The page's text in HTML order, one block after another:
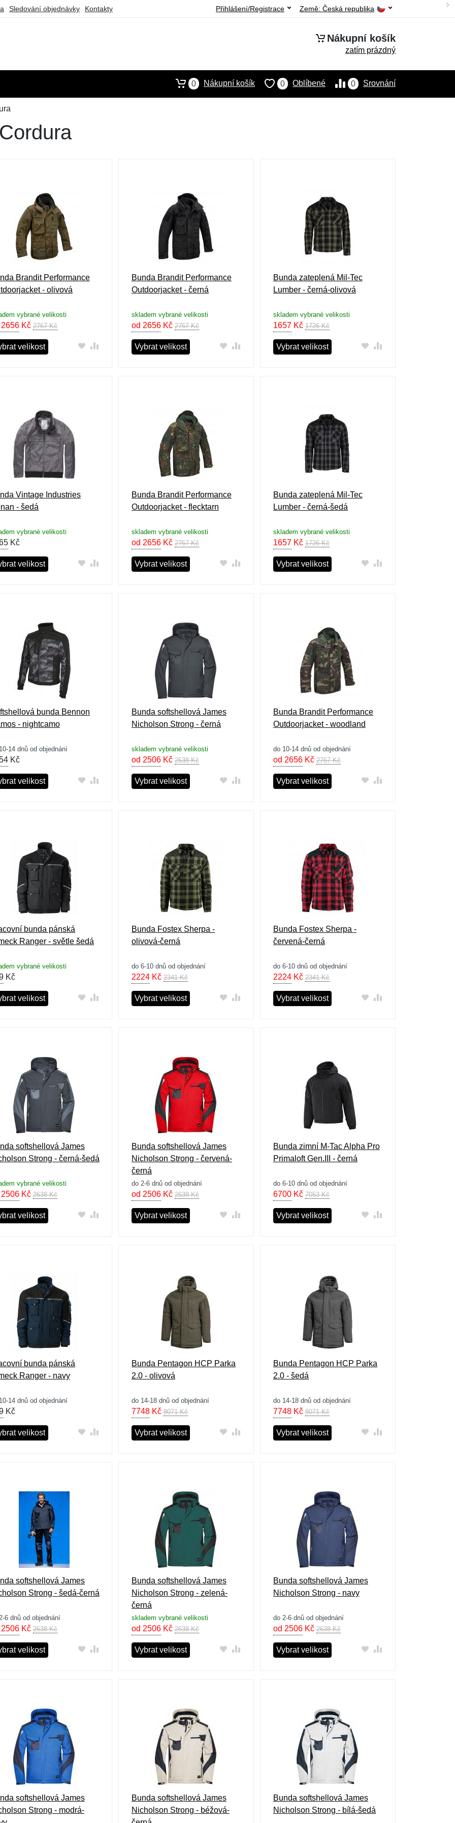
Sledování objednávky Kontakty Země: Česká republika
Přihlášení/Registrace
Nákupní košík
zatím prázdný
0 Srovnání
0 Oblíbené
0 Nákupní košík
Brandit Performance
- olivová
vybrané velikosti
Kč 2767 Kč
velikost
Bunda Brandit Performance
Outdoorjacket - černá
skladem vybrané velikosti
od 2656Kč 2767 Kč
Vybrat velikost
Bunda zateplená Mil-Tec
Lumber - černá-olivová
skladem vybrané velikosti
1657Kč 1726 Kč
Vybrat velikost
Vintage Industries
- šedá
vybrané velikosti
Kč
velikost
Bunda Brandit Performance
Outdoorjacket - flecktarn
skladem vybrané velikosti
od 2656Kč 2767 Kč
Vybrat velikost
Bunda zateplená Mil-Tec
Lumber - černá-šedá
skladem vybrané velikosti
1657Kč 1726 Kč
Vybrat velikost
bunda Bennon
- nightcamo
14 dnů od objednání
Kč
velikost
Bunda softshellová James
Nicholson Strong - černá
skladem vybrané velikosti
od 2506Kč 2638 Kč
Vybrat velikost
Bunda Brandit Performance
Outdoorjacket - woodland
do 10-14 dnů od objednání
od 2656Kč 2767 Kč
Vybrat velikost
bunda pánská
Ranger - světle šedá
vybrané velikosti
Kč
velikost
Bunda Fostex Sherpa -
olivová-černá
do 6-10 dnů od objednání
2224Kč 2341 Kč
Vybrat velikost
Bunda Fostex Sherpa -
červená-černá
do 6-10 dnů od objednání
2224Kč 2341 Kč
Vybrat velikost
softshellová James
Strong - černá-šedá
vybrané velikosti
Kč 2638 Kč
velikost
Bunda softshellová James
Nicholson Strong - červená-
černá
do 2-6 dnů od objednání
od 2506Kč 2638 Kč
Vybrat velikost
Bunda zimní M-Tac Alpha Pro
Primaloft Gen.III - černá
do 6-10 dnů od objednání
6700Kč 7053 Kč
Vybrat velikost
bunda pánská
Ranger - navy
14 dnů od objednání
Kč
velikost
Bunda Pentagon HCP Parka
2.0 - olivová
do 14-18 dnů od objednání
7748Kč 8071 Kč
Vybrat velikost
Bunda Pentagon HCP Parka
2.0 - šedá
do 14-18 dnů od objednání
7748Kč 8071 Kč
Vybrat velikost
softshellová James
Strong - šedá-černá
6 dnů od objednání
Kč 2638 Kč
velikost
Bunda softshellová James
Nicholson Strong - zelená-
černá
skladem vybrané velikosti
od 2506Kč 2638 Kč
Vybrat velikost
Bunda softshellová James
Nicholson Strong - navy
do 2-6 dnů od objednání
od 2506Kč 2638 Kč
Vybrat velikost
softshellová James
Strong - modrá-
Bunda softshellová James
Nicholson Strong - béžová-
Bunda softshellová James
Nicholson Strong - bílá-šedá